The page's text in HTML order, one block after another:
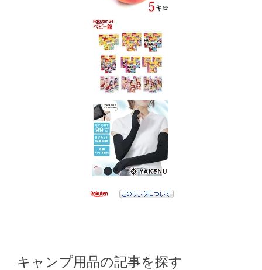
キャンプ用品の記事を探す